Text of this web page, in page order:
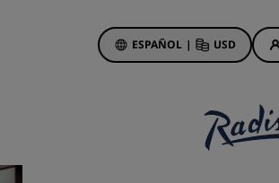
ESPAÑOL | USD
Ofertas de hotel